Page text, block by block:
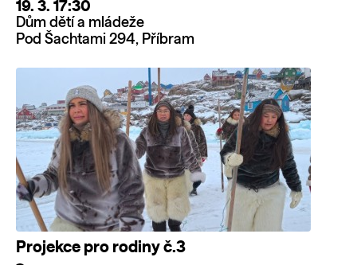
19. 3. 17:30
Dům dětí a mládeže
Pod Šachtami 294, Příbram
Projekce pro rodiny č.3